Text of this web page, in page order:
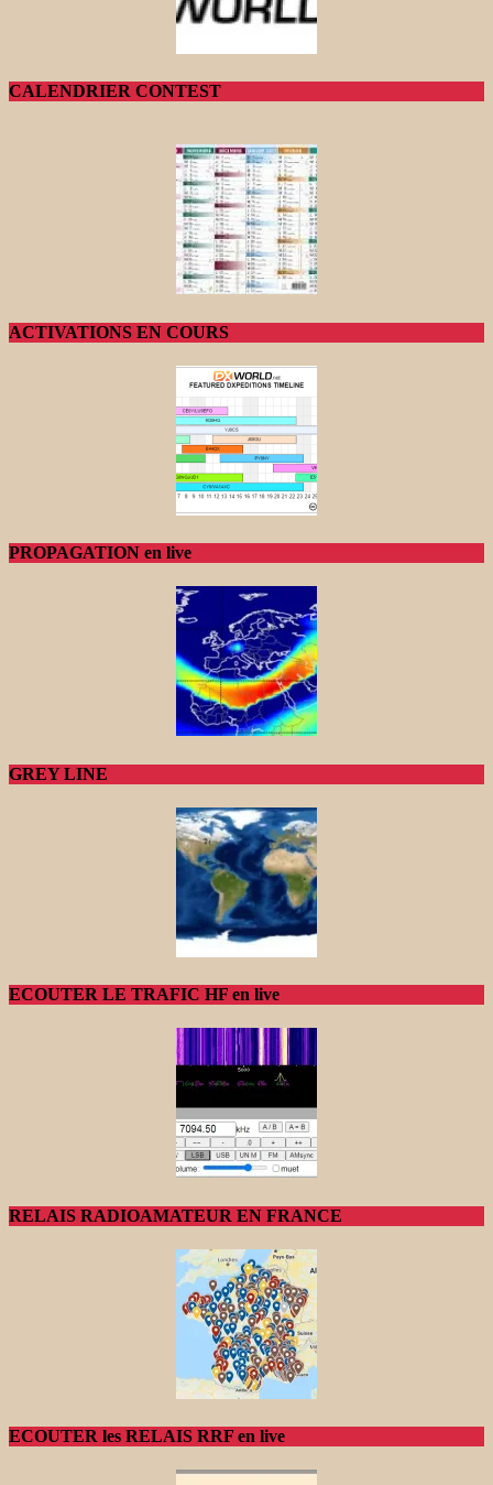
CALENDRIER CONTEST
ACTIVATIONS EN COURS
PROPAGATION en live
GREY LINE
ECOUTER LE TRAFIC HF en live
RELAIS RADIOAMATEUR EN FRANCE
ECOUTER les RELAIS RRF en live